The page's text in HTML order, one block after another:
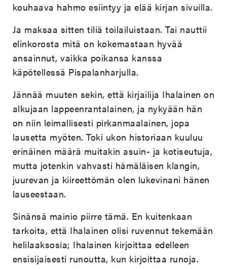
kouhaava hahmo esiintyy ja elää kirjan sivuilla.
Ja maksaa sitten tiliä toilailuistaan. Tai nauttii
elinkorosta mitä on kokemastaan hyvää
ansainnut, vaikka poikansa kanssa
käpötellessä Pispalanharjulla.
Jännää muuten sekin, että kirjailija Ihalainen on
alkujaan lappeenrantalainen, ja nykyään hän
on niin leimallisesti pirkanmaalainen, jopa
lausetta myöten. Toki ukon historiaan kuuluu
erinäinen määrä muitakin asuin- ja kotiseutuja,
mutta jotenkin vahvasti hämäläisen klangin,
juurevan ja kiireettömän olen lukevinani hänen
lauseestaan.
Sinänsä mainio piirre tämä. En kuitenkaan
tarkoita, että Ihalainen olisi ruvennut tekemään
helilaaksosia; Ihalainen kirjoittaa edelleen
ensisijaisesti runoutta, kun kirjoittaa runoja.